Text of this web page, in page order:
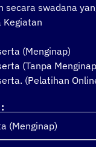
secara swadana
Kegiatan
(Menginap)
(Tanpa
(Pelatihan
(Menginap)